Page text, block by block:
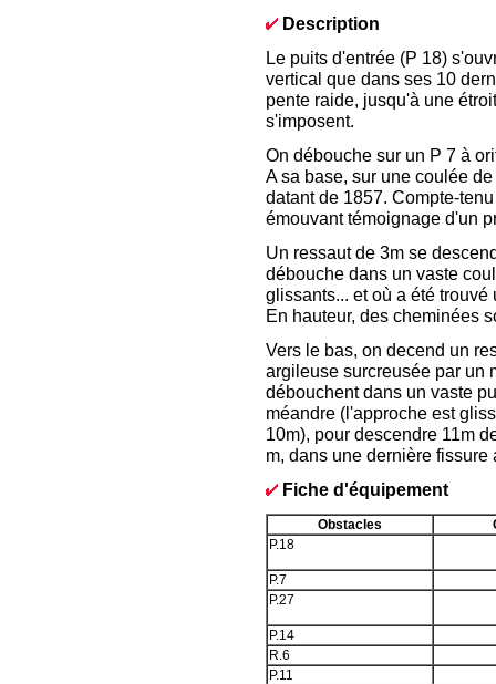
Description
Le puits d'entrée (P 18)
vertical que dans ses 10
pente raide, jusqu'à une
s'imposent.
On débouche sur un P 7 à
A sa base, sur une coulée
datant de 1857. Compte-
émouvant témoignage d'un
Un ressaut de 3m se
débouche dans un vaste
glissants... et où a été
En hauteur, des cheminées
Vers le bas, on decend un
argileuse surcreusée par un
débouchent dans un vaste
méandre (l'approche est
10m), pour descendre 11m
m, dans une dernière fissure
Fiche d'équipement
Obstacles
P.18
P.7
P.27
P.14
R.6
P.11